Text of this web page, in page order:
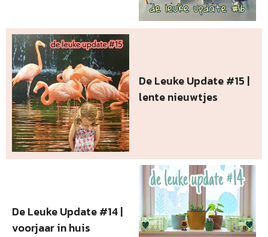
De Leuke Update #15 |
lente nieuwtjes
De Leuke Update #14 |
voorjaar in huis